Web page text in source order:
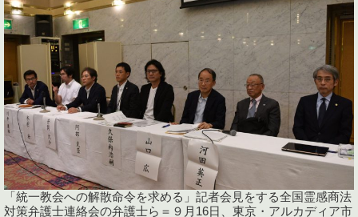
「統一教会への解散命令を求める」記者会見をする全国霊感商法
対策弁護士連絡会の弁護士ら＝９月16日、東京・アルカディア市